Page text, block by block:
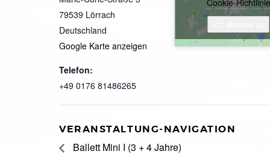
79539 Lörrach
Deutschland
Google Karte anzeigen
Telefon:
+49 0176 81486265
Cookie-Richtlinie
VERANSTALTUNG-NAVIGATION
Ballett Mini I (3 + 4 Jahre)